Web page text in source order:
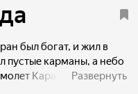
был богат, и жил в
пустые карманы, а небо
Карана
Развернуть